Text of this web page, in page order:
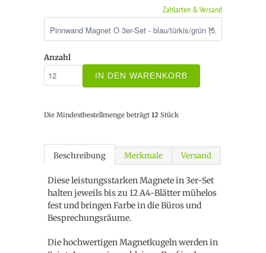
Zahlarten & Versand
Anzahl
IN DEN WARENKORB
Die Mindestbestellmenge beträgt 12 Stück
Beschreibung Merkmale Versand
Diese leistungsstarken Magnete in 3er-Set
halten jeweils bis zu 12 A4-Blätter mühelos
fest und bringen Farbe in die Büros und
Besprechungsräume.
Die hochwertigen Magnetkugeln werden in